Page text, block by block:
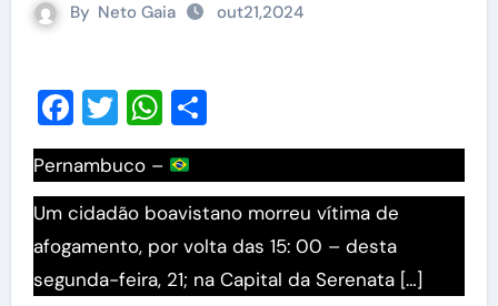
By Neto Gaia out21,2024
Facebook
TwitterWhatsApp
Share
Pernambuco –
Um cidadão boavistano morreu vítima de
afogamento, por volta das 15: 00 – desta
segunda-feira, 21; na Capital da Serenata […]